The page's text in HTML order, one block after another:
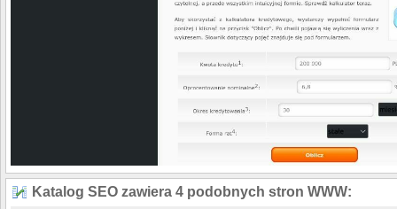
Katalog SEO zawiera 4 podobnych stron WWW: